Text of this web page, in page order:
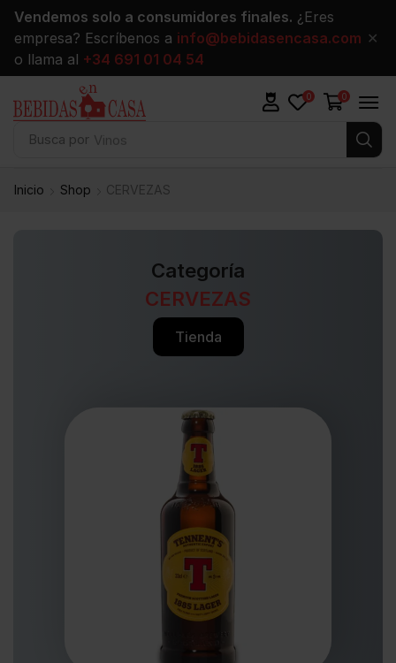
Vendemos solo a consumidores finales. ¿Eres
empresa? Escríbenos a info@bebidasencasa.com
o llama al +34 691 01 04 54
✕
Busca por Vinos
0 0
Inicio Shop CERVEZAS
Categoría
CERVEZAS
Tienda